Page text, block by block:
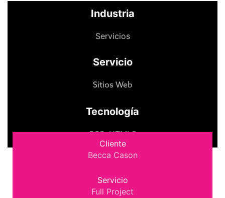
Industria
Servicios
Servicio
Sitios Web
Tecnología
CSS,HTML5
Cliente
Becca Cason
Servicio
Full Project